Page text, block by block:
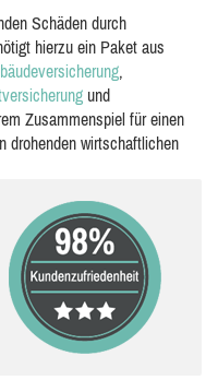
Schäden durch
hierzu ein Paket aus
,
und
Zusammenspiel für einen
drohenden wirtschaftlichen